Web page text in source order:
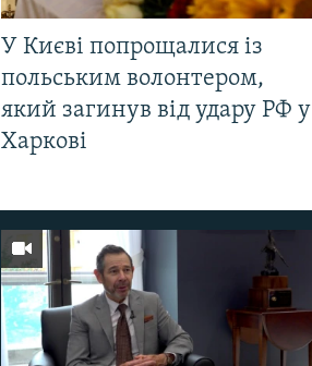
У Києві попрощалися із
польським волонтером,
який загинув від удару РФ у
Харкові